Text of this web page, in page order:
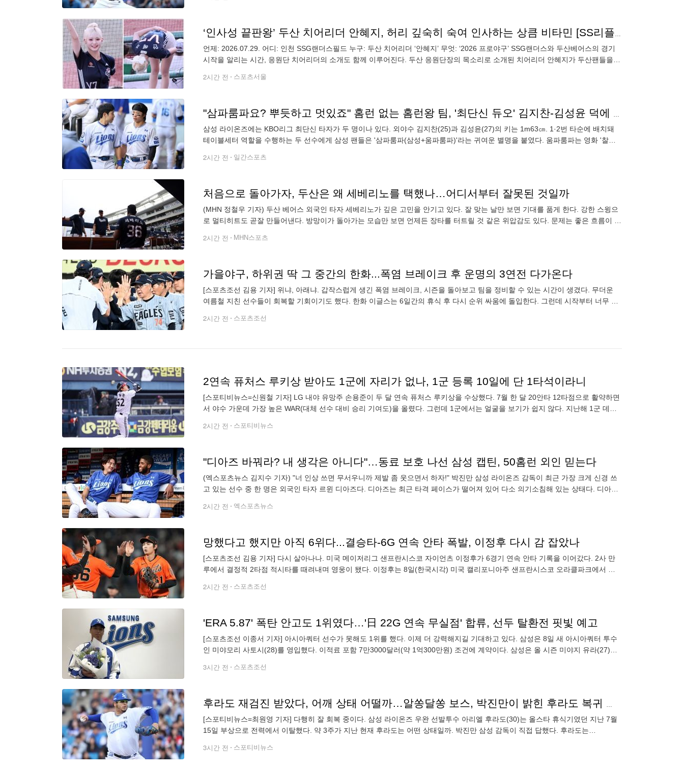
‘인사성 끝판왕’ 두산 치어리더 안혜지, 허리 깊숙히 숙여 인사하는 상큼 비타민 [SS리플레이]
언제: 2026.07.29. 어디: 인천 SSG랜더스필드 누구: 두산 치어리더 ‘안혜지’ 무엇: ‘2026 프로야구’ SSG랜더스와 두산베어스의 경기
시작을 알리는 시간, 응원단 치어리더의 소개도 함께 이루어진다. 두산 응원단장의 목소리로 소개된 치어리더 안혜지가 두산팬들을
2시간 전 스포츠서울
"삼파룸파요? 뿌듯하고 멋있죠" 홈런 없는 홈런왕 팀, '최단신 듀오' 김지찬-김성윤 덕에 산다 [IS 스타]
삼성 라이온즈에는 KBO리그 최단신 타자가 두 명이나 있다. 외야수 김지찬(25)과 김성윤(27)의 키는 1m63㎝. 1·2번 타순에 배치돼
테이블세터 역할을 수행하는 두 선수에게 삼성 팬들은 '삼파룸파(삼성+움파룸파)'라는 귀여운 별명을 붙였다. 움파룸파는 영화 '찰리
2시간 전 일간스포츠
처음으로 돌아가자, 두산은 왜 세베리노를 택했나…어디서부터 잘못된 것일까
(MHN 정철우 기자) 두산 베어스 외국인 타자 세베리노가 깊은 고민을 안기고 있다. 잘 맞는 날만 보면 기대를 품게 한다. 강한 스윙으
로 멀티히트도 곧잘 만들어낸다. 방망이가 돌아가는 모습만 보면 언제든 장타를 터트릴 것 같은 위압감도 있다. 문제는 좋은 흐름이 좀
2시간 전 MHN스포츠
가을야구, 하위권 딱 그 중간의 한화...폭염 브레이크 후 운명의 3연전 다가온다
[스포츠조선 김용 기자] 위냐, 아래냐. 갑작스럽게 생긴 폭염 브레이크, 시즌을 돌아보고 팀을 정비할 수 있는 시간이 생겼다. 무더운
여름철 지친 선수들이 회복할 기회이기도 했다. 한화 이글스는 6일간의 휴식 후 다시 순위 싸움에 돌입한다. 그런데 시작부터 너무 중
2시간 전 스포츠조선
2연속 퓨처스 루키상 받아도 1군에 자리가 없나, 1군 등록 10일에 단 1타석이라니
[스포티비뉴스=신원철 기자] LG 내야 유망주 손용준이 두 달 연속 퓨처스 루키상을 수상했다. 7월 한 달 20안타 12타점으로 활약하면
서 야수 가운데 가장 높은 WAR(대체 선수 대비 승리 기여도)을 올렸다. 그런데 1군에서는 얼굴을 보기가 쉽지 않다. 지난해 1군 데뷔
2시간 전 스포티비뉴스
"디아즈 바꿔라? 내 생각은 아니다"…동료 보호 나선 삼성 캡틴, 50홈런 외인 믿는다
(엑스포츠뉴스 김지수 기자) "너 인상 쓰면 무서우니까 제발 좀 웃으면서 하자!" 박진만 삼성 라이온즈 감독이 최근 가장 크게 신경 쓰
고 있는 선수 중 한 명은 외국인 타자 르윈 디아즈다. 디아즈는 최근 타격 페이스가 떨어져 있어 다소 의기소침해 있는 상태다. 디아즈
2시간 전 엑스포츠뉴스
망했다고 했지만 아직 6위다...결승타-6G 연속 안타 폭발, 이정후 다시 감 잡았나
[스포츠조선 김용 기자] 다시 살아나나. 미국 메이저리그 샌프란시스코 자이언츠 이정후가 6경기 연속 안타 기록을 이어갔다. 2사 만
루에서 결정적 2타점 적시타를 때려내며 영웅이 됐다. 이정후는 8일(한국시각) 미국 캘리포니아주 샌프란시스코 오라클파크에서 열
2시간 전 스포츠조선
'ERA 5.87' 폭탄 안고도 1위였다…'日 22G 연속 무실점' 합류, 선두 탈환전 핏빛 예고
[스포츠조선 이종서 기자] 아시아쿼터 선수가 못해도 1위를 했다. 이제 더 강력해지길 기대하고 있다. 삼성은 8일 새 아시아쿼터 투수
인 미야모리 사토시(28)를 영입했다. 이적료 포함 7만3000달러(약 1억300만원) 조건에 계약이다. 삼성은 올 시즌 미야지 유라(27)를
3시간 전 스포츠조선
후라도 재검진 받았다, 어깨 상태 어떨까…알쏭달쏭 보스, 박진만이 밝힌 후라도 복귀 시점은?
[스포티비뉴스=최원영 기자] 다행히 잘 회복 중이다. 삼성 라이온즈 우완 선발투수 아리엘 후라도(30)는 올스타 휴식기였던 지난 7월
15일 부상으로 전력에서 이탈했다. 약 3주가 지난 현재 후라도는 어떤 상태일까. 박진만 삼성 감독이 직접 답했다. 후라도는
3시간 전 스포티비뉴스